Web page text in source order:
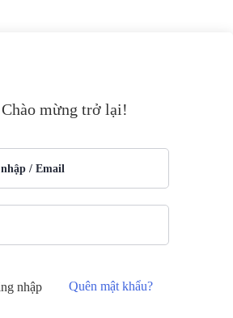
mừng trở lại!
nhập Quên mật khẩu?